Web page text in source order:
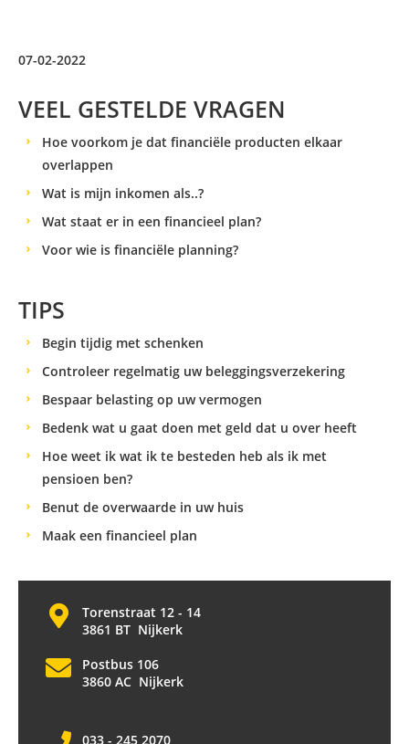
07-02-2022
VEEL GESTELDE VRAGEN
Hoe voorkom je dat financiële producten elkaar
overlappen
Wat is mijn inkomen als..?
Wat staat er in een financieel plan?
Voor wie is financiële planning?
TIPS
Begin tijdig met schenken
Controleer regelmatig uw beleggingsverzekering
Bespaar belasting op uw vermogen
Bedenk wat u gaat doen met geld dat u over heeft
Hoe weet ik wat ik te besteden heb als ik met
pensioen ben?
Benut de overwaarde in uw huis
Maak een financieel plan
Torenstraat 12 - 14
3861 BT Nijkerk
Postbus 106
3860 AC Nijkerk
033 - 245 2070